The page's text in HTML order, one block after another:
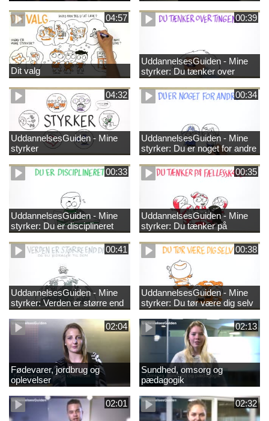
04:57
Dit valg
00:39
UddannelsesGuiden - Mine
styrker: Du tænker over
tingene
04:32
UddannelsesGuiden - Mine
styrker
00:34
UddannelsesGuiden - Mine
styrker: Du er noget for andre
00:33
UddannelsesGuiden - Mine
styrker: Du er disciplineret
00:35
UddannelsesGuiden - Mine
styrker: Du tænker på
fællesskabet
00:41
UddannelsesGuiden - Mine
styrker: Verden er større end
dig og du bidrager til den
00:38
UddannelsesGuiden - Mine
styrker: Du tør være dig selv
02:04
Fødevarer, jordbrug og
oplevelser
02:13
Sundhed, omsorg og
pædagogik
02:01 02:32